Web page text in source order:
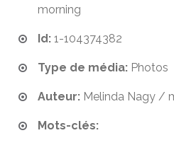
morning
Id: 1-104374382
Type de média: Photos
Auteur: Melinda Nagy /
Mots-clés: